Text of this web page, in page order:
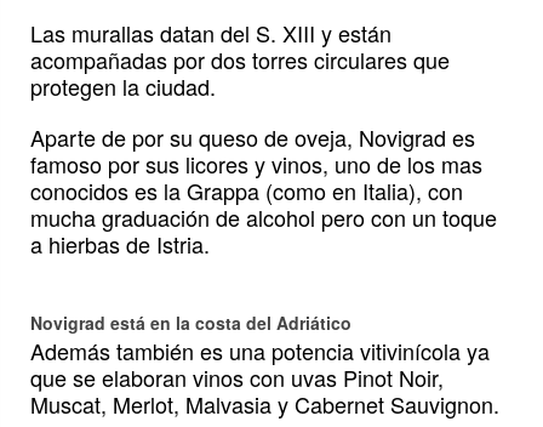
Las murallas datan del S. XIII y están
acompañadas por dos torres circulares que
protegen la ciudad.
Aparte de por su queso de oveja, Novigrad es
famoso por sus licores y vinos, uno de los mas
conocidos es la Grappa (como en Italia), con
mucha graduación de alcohol pero con un toque
a hierbas de Istria.
Novigrad está en la costa del Adriático
Además también es una potencia vitivinícola ya
que se elaboran vinos con uvas Pinot Noir,
Muscat, Merlot, Malvasia y Cabernet Sauvignon.